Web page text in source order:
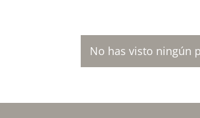
No has visto ningún